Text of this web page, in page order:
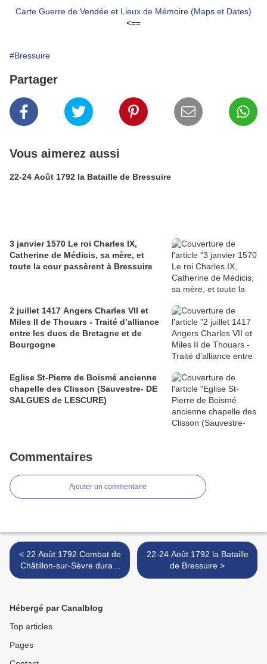
Carte Guerre de Vendée et Lieux de Mémoire (Maps et Dates)
<==
#Bressuire
Partager
Vous aimerez aussi
22-24 Août 1792 la Bataille de Bressuire
3 janvier 1570 Le roi Charles IX,
Catherine de Médicis, sa mère, et
toute la cour passèrent à Bressuire
2 juillet 1417 Angers Charles VII et
Miles II de Thouars - Traité d’alliance
entre les ducs de Bretagne et de
Bourgogne
Eglise St-Pierre de Boismé ancienne
chapelle des Clisson (Sauvestre- DE
SALGUES de LESCURE)
Commentaires
Ajouter un commentaire
< 22 Août 1792 Combat de
Châtillon-sur-Sèvre durant
la guerre de Vendée
22-24 Août 1792 la Bataille
de Bressuire >
Hébergé par Canalblog
Top articles
Pages